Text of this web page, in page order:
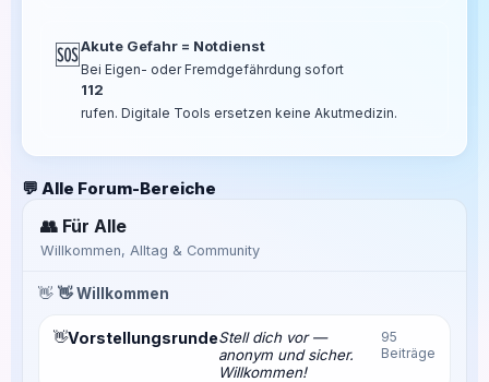
🆘Akute Gefahr = Notdienst
Bei Eigen- oder Fremdgefährdung sofort
112
rufen. Digitale Tools ersetzen keine Akutmedizin.
💬 Alle Forum-Bereiche
👥 Für Alle
Willkommen, Alltag & Community
👋 👋 Willkommen
👋VorstellungsrundeStell dich vor —
anonym und sicher.
Willkommen!
95
Beiträge